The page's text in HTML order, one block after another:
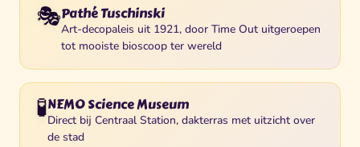
🎭Pathé Tuschinski
Art-decopaleis uit 1921, door Time Out uitgeroepen
tot mooiste bioscoop ter wereld
🧪NEMO Science Museum
Direct bij Centraal Station, dakterras met uitzicht over
de stad